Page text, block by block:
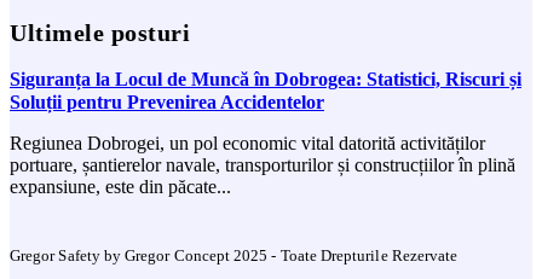
Ultimele posturi
Siguranța la Locul de Muncă în Dobrogea: Statistici, Riscuri și
Soluții pentru Prevenirea Accidentelor
Regiunea Dobrogei, un pol economic vital datorită activităților
portuare, șantierelor navale, transporturilor și construcțiilor în plină
expansiune, este din păcate...
Gregor Safety by Gregor Concept 2025 - Toate Drepturile Rezervate